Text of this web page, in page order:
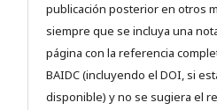
publicación posterior en otros
siempre que se incluya una
página con la referencia
BAIDC (incluyendo el DOI, si
disponible) y no se sugiera el